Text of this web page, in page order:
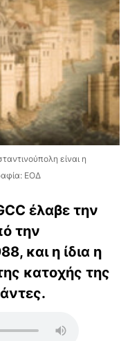
είναι η
ΕΟΔ
έλαβε την
την
και η ίδια η
κατοχής της